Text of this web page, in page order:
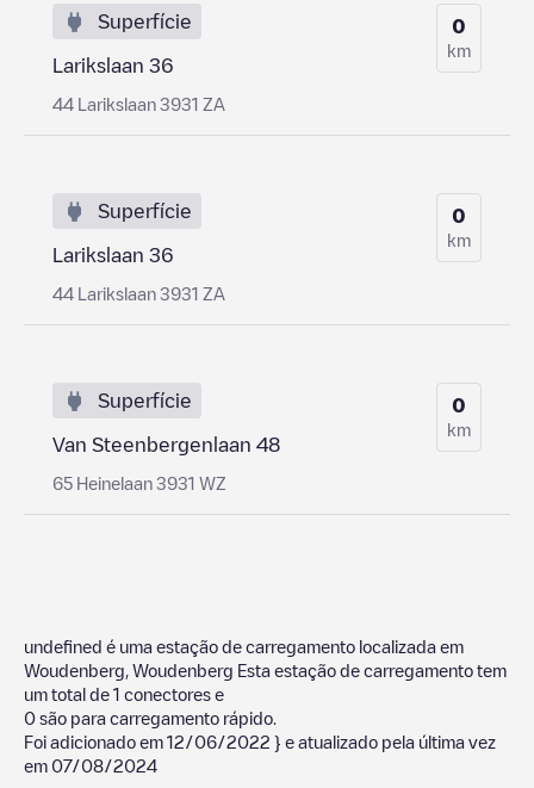
Superfície
Larikslaan 36
44 Larikslaan 3931 ZA
0
km
Superfície
Larikslaan 36
44 Larikslaan 3931 ZA
0
km
Superfície
Van Steenbergenlaan 48
65 Heinelaan 3931 WZ
0
km
undefined é uma estação de carregamento localizada em
Woudenberg Woudenberg Esta estação de carregamento tem
um total de 1 conectores e
0 são para carregamento rápido.
Foi adicionado em 12/06/2022 } e atualizado pela última vez
em 07/08/2024